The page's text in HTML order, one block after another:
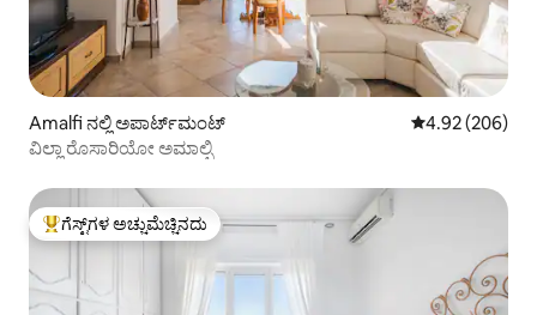
Amalfi ನಲ್ಲಿ ಅಪಾರ್ಟ್‌ಮಂಟ್ 5 ರಲ್ಲಿ 4.92
4.92 (206)
ವಿಲ್ಲಾ ರೊಸಾರಿಯೋ ಅಮಾಲ್ಫಿ
ಗೆಸ್ಟ್‌ಗಳಿಗೆ ಅತಿ ಹೆಚ್ಚು ಅಚ್ಚುಮೆಚ್ಚಿನದು
ಗೆಸ್ಟ್‌ಗಳ ಅಚ್ಚುಮೆಚ್ಚಿನದು